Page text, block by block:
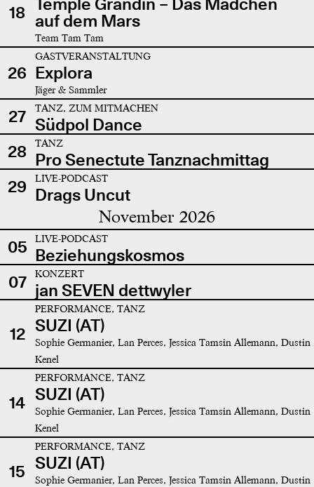
18 auf dem Mars
Team Tam Tam
26
GASTVERANSTALTUNG
Explora
Jäger & Sammler
27 TANZ, ZUM MITMACHEN
Südpol Dance
28
TANZ
Pro Senectute Tanznachmittag
29
LIVE-PODCAST
Drags Uncut
November 2026
05 LIVE-PODCAST
Beziehungskosmos
07
KONZERT
jan SEVEN dettwyler
12
PERFORMANCE, TANZ
SUZI (AT)
Sophie Germanier, Lan Perces, Jessica Tamsin Allemann, Dustin
Kenel
14
PERFORMANCE, TANZ
SUZI (AT)
Sophie Germanier, Lan Perces, Jessica Tamsin Allemann, Dustin
Kenel
15
PERFORMANCE, TANZ
SUZI (AT)
Sophie Germanier, Lan Perces, Jessica Tamsin Allemann, Dustin